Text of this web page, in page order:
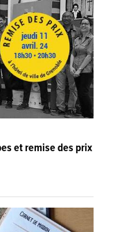
et remise des prix